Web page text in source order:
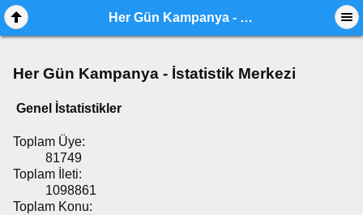
Her Gün Kampanya - İstatistik Merkezi
Her Gün Kampanya - İstatistik Merkezi
Genel İstatistikler
Toplam Üye:
81749
Toplam İleti:
1098861
Toplam Konu: